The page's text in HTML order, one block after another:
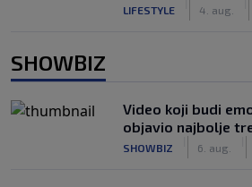
LIFESTYLE 4. aug.
SHOWBIZ
Video koji budi
objavio najbolje
SHOWBIZ 6. aug.